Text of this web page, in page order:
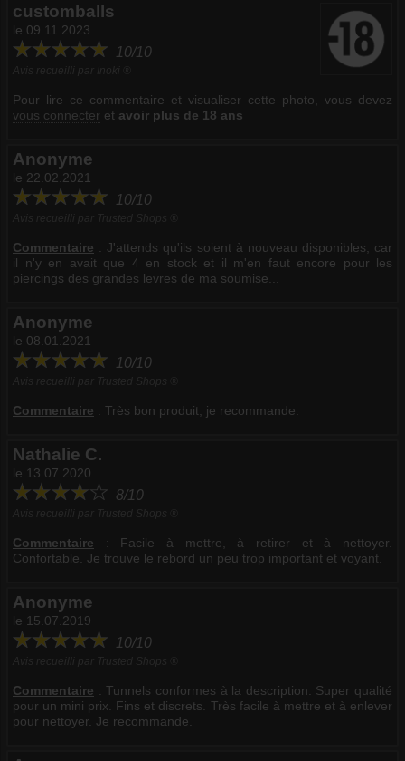
customballs
le 09.11.2023
10/10
Pour lire ce commentaire et visualiser cette photo, vous devez
vous connecter et avoir plus de 18 ans
Anonyme
le 22.02.2021
10/10
Commentaire : J'attends qu'ils soient à nouveau disponibles, car
il n'y en avait que 4 en stock et il m'en faut encore pour les
piercings des grandes levres de ma soumise...
Anonyme
le 08.01.2021
10/10
Commentaire : Très bon produit, je recommande.
Nathalie C.
le 13.07.2020
8/10
Commentaire : Facile à mettre, à retirer et à nettoyer.
Confortable. Je trouve le rebord un peu trop important et voyant.
Anonyme
le 15.07.2019
10/10
Commentaire :Tunnels conformes à la description. Super qualité
pour un mini prix. Fins et discrets. Très facile à mettre et à enlever
pour nettoyer. Je recommande.